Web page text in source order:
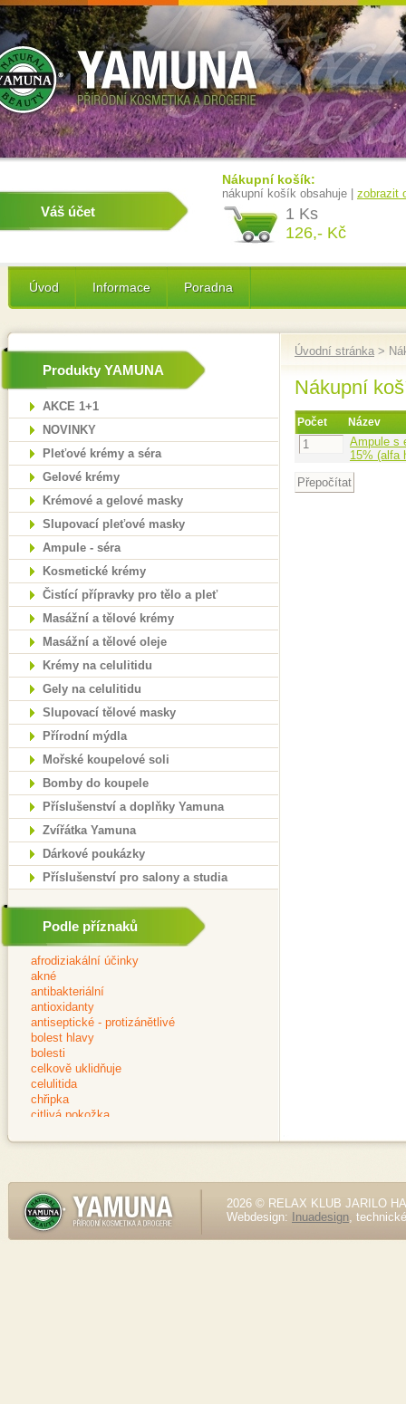
Váš účet
Nákupní košík:
nákupní košík obsahuje | zobrazit
1 Ks
126,- Kč
Úvod Informace Poradna
Produkty YAMUNA
AKCE 1+1
NOVINKY
Pleťové krémy a séra
Gelové krémy
Krémové a gelové masky
Slupovací pleťové masky
Ampule - séra
Kosmetické krémy
Čistící přípravky pro tělo a pleť
Masážní a tělové krémy
Masážní a tělové oleje
Krémy na celulitidu
Gely na celulitidu
Slupovací tělové masky
Přírodní mýdla
Mořské koupelové soli
Bomby do koupele
Příslušenství a doplňky Yamuna
Zvířátka Yamuna
Dárkové poukázky
Příslušenství pro salony a studia
Podle příznaků
Úvodní stránka >
Nákupní
Počet Název
Ampule s
15% (alfa
2026 © RELAX KLUB JARILO
Webdesign:
Inuadesign,